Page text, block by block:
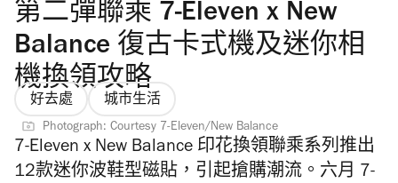
第二彈聯乘 7-Eleven x New
Balance 復古卡式機及迷你相
機換領攻略
好去處 城市生活
Photograph: Courtesy 7-Eleven/New Balance
7-Eleven x New Balance 印花換領聯乘系列推出
12款迷你波鞋型磁貼，引起搶購潮流。六月 7-